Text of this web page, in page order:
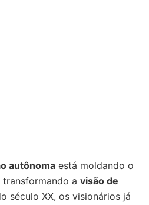
autônoma está moldando o
transformando a visão de
século XX, os visionários já